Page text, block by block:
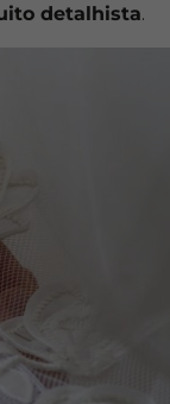
detalhista.